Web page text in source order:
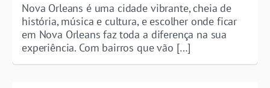
Nova Orleans é uma cidade vibrante, cheia de
história, música e cultura, e escolher onde ficar
em Nova Orleans faz toda a diferença na sua
experiência. Com bairros que vão […]